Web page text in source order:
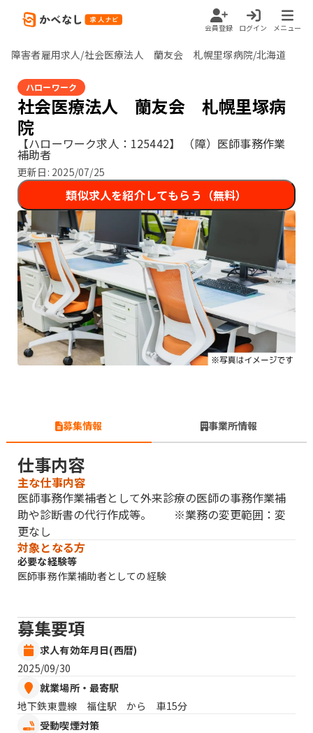
会員登録 ログイン メニュー
障害者雇用求人/社会医療法人 蘭友会 札幌里塚病院/北海道
ハローワーク
社会医療法人 蘭友会 札幌里塚病
院
【ハローワーク求人：125442】 （障）医師事務作業
補助者
更新日: 2025/07/25
類似求人を紹介してもらう（無料）
募集情報 事業所情報
仕事内容
主な仕事内容
医師事務作業補者として外来診療の医師の事務作業補
助や診断書の代行作成等。 ※業務の変更範囲：変
更なし
対象となる方
必要な経験等
医師事務作業補助者としての経験
募集要項
求人有効年月日(西暦)
2025/09/30
就業場所・最寄駅
地下鉄東豊線 福住駅 から 車15分
受動喫煙対策